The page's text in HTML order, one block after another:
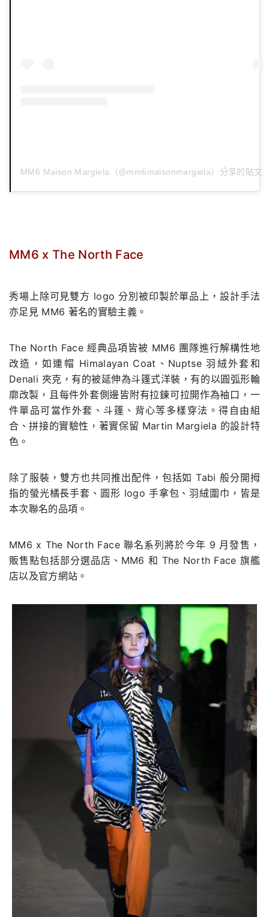
MM6 Maison Margiela（@mm6maisonmargiela）分享的貼文
MM6 x The North Face
秀場上除可見雙方 logo 分別被印製於單品上，設計手法
亦足見 MM6 著名的實驗主義。
The North Face 經典品項皆被 MM6 團隊進行解構性地
改造，如連帽 Himalayan Coat、Nuptse 羽絨外套和
Denali 夾克，有的被延伸為斗篷式洋裝，有的以圓弧形輪
廓改製，且每件外套側邊皆附有拉鍊可拉開作為袖口，一
件單品可當作外套、斗篷、背心等多樣穿法。得自由組
合、拼接的實驗性，著實保留 Martin Margiela 的設計特
色。
除了服裝，雙方也共同推出配件，包括如 Tabi 般分開拇
指的螢光橘長手套、圓形 logo 手拿包、羽絨圍巾，皆是
本次聯名的品項。
MM6 x The North Face 聯名系列將於今年 9 月發售，
販售點包括部分選品店、MM6 和 The North Face 旗艦
店以及官方網站。